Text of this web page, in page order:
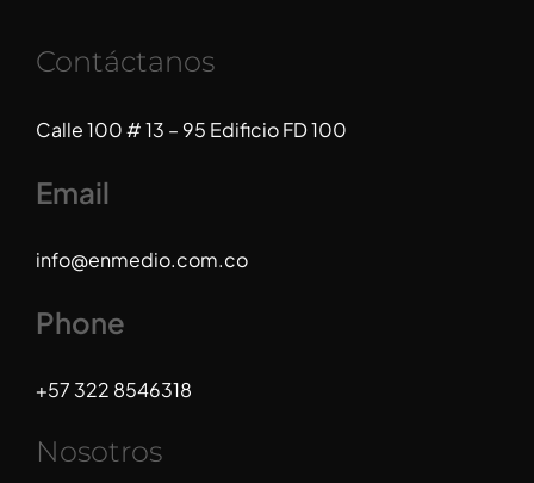
Contáctanos
Calle 100 # 13 – 95 Edificio FD 100
Email
info@enmedio.com.co
Phone
+57 322 8546318
Nosotros